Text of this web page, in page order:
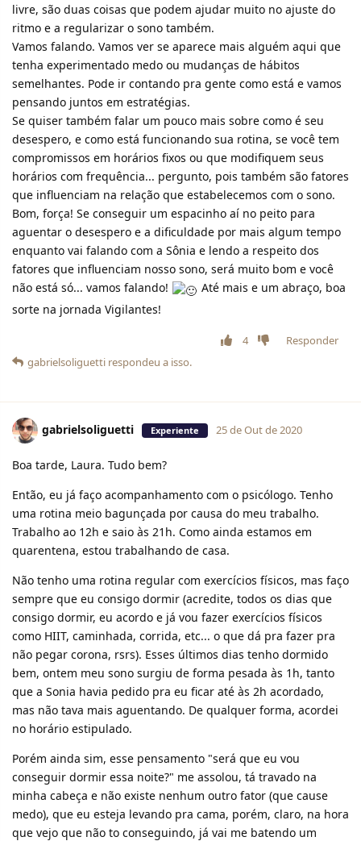
livre, são duas coisas que podem ajudar muito no ajuste do
ritmo e a regularizar o sono também.
Vamos falando. Vamos ver se aparece mais alguém aqui que
tenha experimentado medo ou mudanças de hábitos
semelhantes. Pode ir contando pra gente como está e vamos
pensando juntos em estratégias.
Se quiser também falar um pouco mais sobre como é seu
desespero, e como está funcionando sua rotina, se você tem
compromissos em horários fixos ou que modifiquem seus
horários com frequência... pergunto, pois também são fatores
que influenciam na relação que estabelecemos com o sono.
Bom, força! Se conseguir um espacinho aí no peito para
aguentar o desespero e a dificuldade por mais algum tempo
enquanto vai falando com a Sônia e lendo a respeito dos
fatores que influenciam nosso sono, será muito bom e você
não está só... vamos falando!
Até mais e um abraço, boa
sorte na jornada Vigilantes!
4
Responder
gabrielsoliguetti respondeu a isso.
gabrielsoliguetti Experiente 25 de Out de 2020
Boa tarde, Laura. Tudo bem?
Então, eu já faço acompanhamento com o psicólogo. Tenho
uma rotina meio bagunçada por causa do meu trabalho.
Trabalho ao 12h e saio às 21h. Como ainda estamos em
quarentena, estou trabalhando de casa.
Não tenho uma rotina regular com exercícios físicos, mas faço
sempre que eu consigo dormir (acredite, todos os dias que
consigo dormir, eu acordo e já vou fazer exercícios físicos
como HIIT, caminhada, corrida, etc... o que dá pra fazer pra
não pegar corona, rsrs). Esses últimos dias tenho dormido
bem, ontem meu sono surgiu de forma pesada às 1h, tanto
que a Sonia havia pedido pra eu ficar até às 2h acordado,
mas não tava mais aguentando. De qualquer forma, acordei
no horário estipulado.
Porém ainda sim, esse pensamento "será que eu vou
conseguir dormir essa noite?" me assolou, tá travado na
minha cabeça e não existe nenhum outro fator (que cause
medo), que eu esteja levando pra cama, porém, claro, na hora
que vejo que não to conseguindo, já vai me batendo um